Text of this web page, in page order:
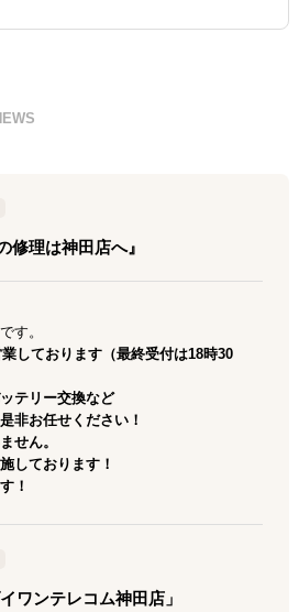
修理は神田店へ』
す。
しております（最終受付は18時30
テリー交換など
非お任せください！
せん。
しております！
！
ワンテレコム神田店」